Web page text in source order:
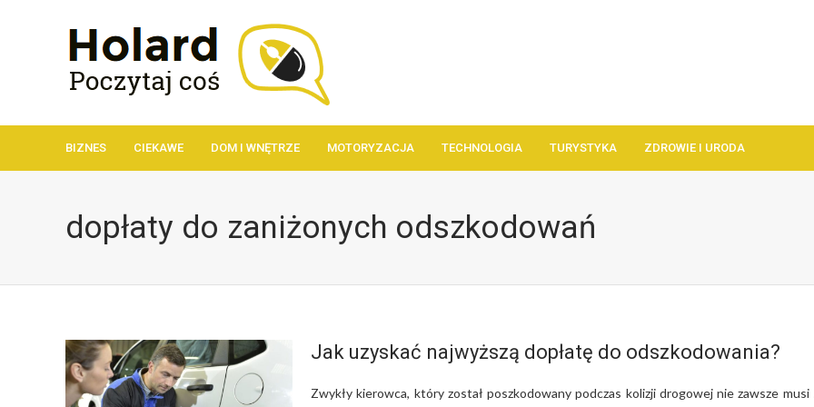
BIZNES CIEKAWE DOM I WNĘTRZE MOTORYZACJA TECHNOLOGIA TURYSTYKA ZDROWIE I URODA
dopłaty do zaniżonych odszkodowań
Jak uzyskać najwyższą dopłatę do odszkodowania?
Zwykły kierowca, który został poszkodowany podczas kolizji drogowej nie zawsze musi